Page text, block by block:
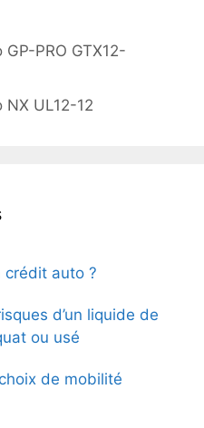
PRO GTX12-
UL12-12
crédit auto ?
d’un liquide de
ou usé
de mobilité